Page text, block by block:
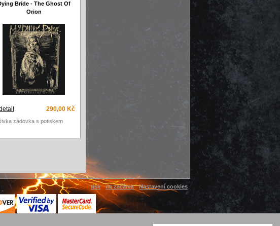
Bride - The Ghost Of
Orion
290,00 Kč
zádovka s potiskem
tisk na začátek Nastavení cookies